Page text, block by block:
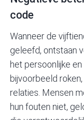
code
Wanneer de
geleefd, ontstaan
het persoonlijke
bijvoorbeeld
relaties. Mensen
hun fouten niet,